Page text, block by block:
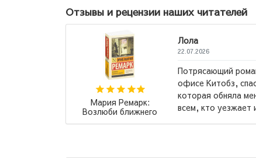
Отзывы и рецензии наших читателей
его порекомендовали в
Это та самая книга,
«поняла». Рекомендую
Роберт Кийосаки:
Падари сарватманд,
падари фақир /